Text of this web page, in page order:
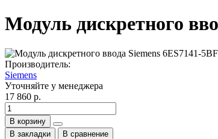
Модуль дискретного
Производитель:
Siemens
Уточняйте у менеджера
17 860 р.
В корзину
В закладки
В сравнение